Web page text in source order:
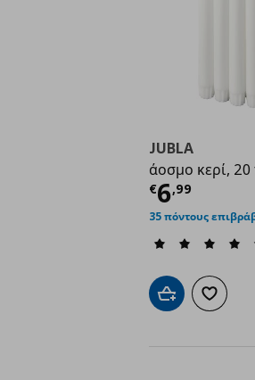
JUBLA
άοσμο κερί, 20
€6,99
35 πόντους
Προσθήκη στο